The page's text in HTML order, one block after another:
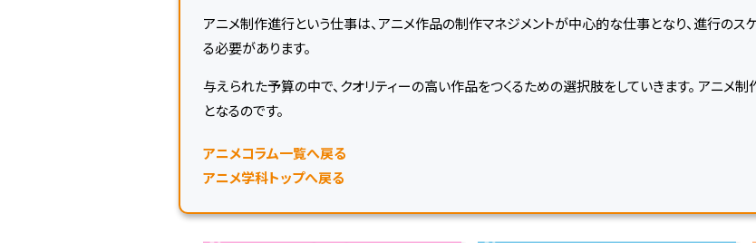
アニメ制作進行という仕事は、アニメ作品の制作マネジメントが中心的な仕事となり、進行のス
る必要があります。
与えられた予算の中で、クオリティーの高い作品をつくるための選択肢をしていきます。 アニメ
となるのです。
アニメコラム一覧へ戻る
アニメ学科トップへ戻る